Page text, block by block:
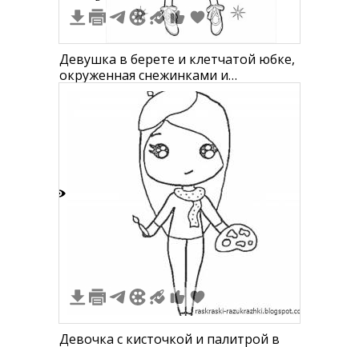
Девушка в берете и клетчатой юбке,
окруженная снежинками и
Девочка с кисточкой и палитрой в